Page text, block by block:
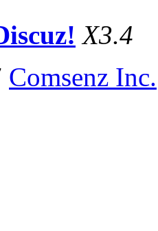
X3.4
Comsenz Inc.